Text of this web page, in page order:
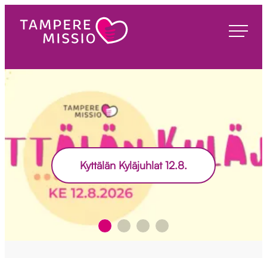
suoraan
sisältöön
TampereMissio
Kyttälän Kyläjuhlat 12.8.